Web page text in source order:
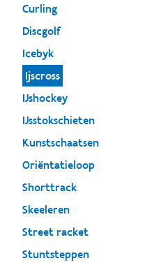
Curling
Discgolf
Icebyk
Ijscross
IJshockey
IJsstokschieten
Kunstschaatsen
Oriëntatieloop
Shorttrack
Skeeleren
Street racket
Stuntsteppen